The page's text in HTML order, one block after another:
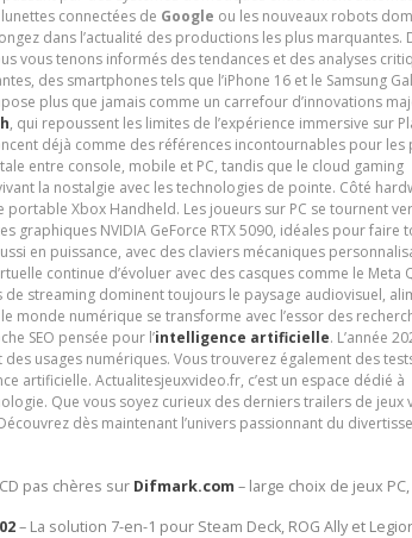
connectées de Google ou les nouveaux robots
dans l’actualité des productions les plus marquantes.
vous tenons informés des tendances et des analyses
des smartphones tels que l’iPhone 16 et le Samsung
plus que jamais comme un carrefour d’innovations
, qui repoussent les limites de l’expérience immersive sur
déjà comme des références incontournables pour les
entre console, mobile et PC, tandis que le cloud gaming
la nostalgie avec les technologies de pointe. Côté
Xbox Handheld. Les joueurs sur PC se tournent
graphiques NVIDIA GeForce RTX 5090, idéales pour faire
en puissance, avec des claviers mécaniques
continue d’évoluer avec des casques comme le Meta
streaming dominent toujours le paysage audiovisuel,
monde numérique se transforme avec l’essor des
SEO pensée pour l’intelligence artificielle. L’année
usages numériques. Vous trouverez également des
artificielle. Actualitesjeuxvideo.fr, c’est un espace dédié à
Que vous soyez curieux des derniers trailers de jeux
dès maintenant l’univers passionnant du
pas chères sur Difmark.com – large choix de jeux PC,
– La solution 7-en-1 pour Steam Deck, ROG Ally et